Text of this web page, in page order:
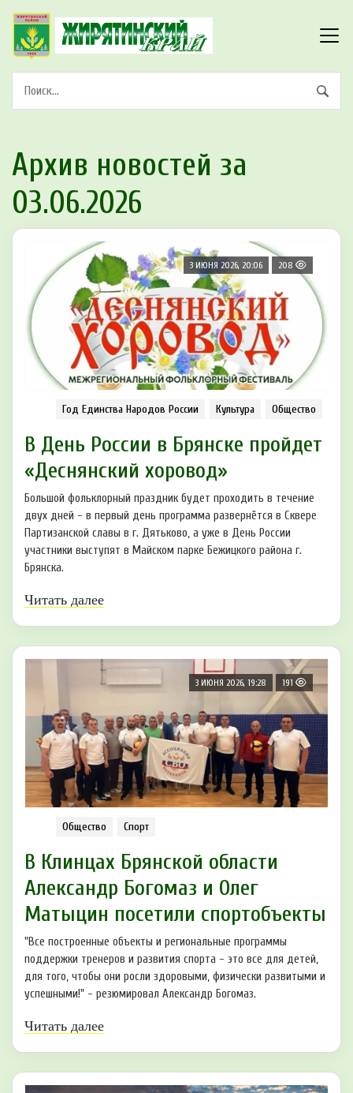
Архив новостей за
03.06.2026
3 ИЮНЯ 2026, 20:06 208
Год Единства Народов России Культура Общество
В День России в Брянске пройдет
«Деснянский хоровод»
Большой фольклорный праздник будет проходить в течение
двух дней - в первый день программа развернётся в Сквере
Партизанской славы в г. Дятьково, а уже в День России
участники выступят в Майском парке Бежицкого района г.
Брянска.
Читать далее
3 ИЮНЯ 2026, 19:28 191
Общество Спорт
В Клинцах Брянской области
Александр Богомаз и Олег
Матыцин посетили спортобъекты
"Все построенные объекты и региональные программы
поддержки тренеров и развития спорта - это все для детей,
для того, чтобы они росли здоровыми, физически развитыми и
успешными!" - резюмировал Александр Богомаз.
Читать далее